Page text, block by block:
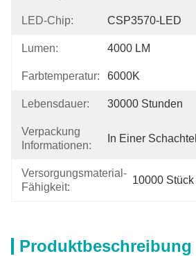
LED-Chip: CSP3570-LED
Lumen: 4000 LM
Farbtemperatur: 6000K
Lebensdauer: 30000 Stunden
Verpackung
Informationen:
In Einer Schachtel
Versorgungsmaterial-
Fähigkeit:
10000
Produktbeschreibung